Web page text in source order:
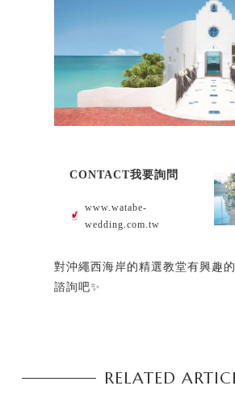
CONTACT我要詢問
www.watabe-
wedding.com.tw
對沖繩西海岸的精選教堂有興趣
諮詢吧✨
RELATED